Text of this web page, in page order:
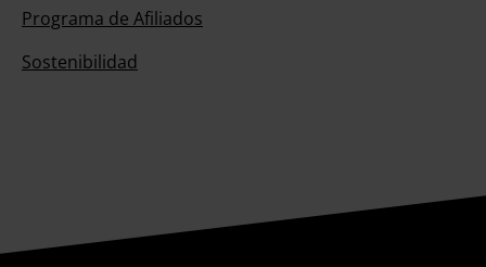
Programa de Afiliados
Sostenibilidad